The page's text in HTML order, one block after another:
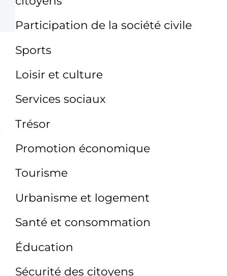
Participation de la société civile
Sports
Loisir et culture
Services sociaux
Trésor
Promotion économique
Tourisme
Urbanisme et logement
Santé et consommation
Éducation
Sécurité des citoyens